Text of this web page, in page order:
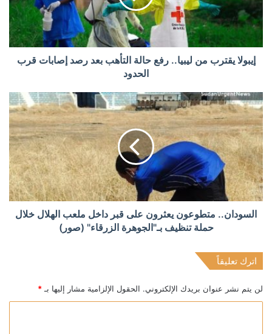
إيبولا يقترب من ليبيا.. رفع حالة التأهب بعد رصد إصابات قرب
الحدود
السودان.. متطوعون يعثرون على قبر داخل ملعب الهلال خلال
حملة تنظيف بـ"الجوهرة الزرقاء" (صور)
اترك تعليقاً
لن يتم نشر عنوان بريدك الإلكتروني. الحقول الإلزامية مشار إليها بـ *